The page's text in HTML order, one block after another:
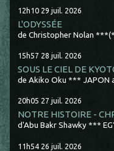
12h10 29 juil. 2026
L'ODYSSÉE
de Christopher Nolan
15h57 28 juil. 2026
SOUS LE CIEL DE
de Akiko Oku *** JAPON
20h05 27 juil. 2026
NOTRE HISTOIRE -
d'Abu Bakr Shawky ***
11h54 26 juil. 2026